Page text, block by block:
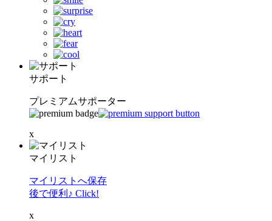
サポート
プレミアムサポーター
x
マイリスト
マイリストへ保存
後で便利♪ Click!
x